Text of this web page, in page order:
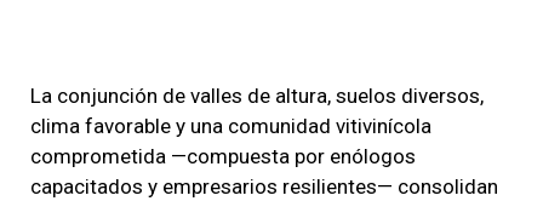
La conjunción de valles de altura, suelos diversos,
clima favorable y una comunidad vitivinícola
comprometida —compuesta por enólogos
capacitados y empresarios resilientes— consolidan